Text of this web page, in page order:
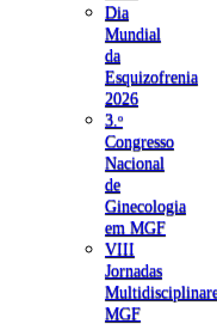
Dia
Mundial
da
Esquizofrenia
2026
3.ᵒ
Congresso
Nacional
de
Ginecologia
em MGF
VIII
Jornadas
MGF